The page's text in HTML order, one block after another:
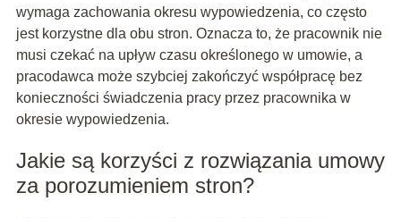
wymaga zachowania okresu wypowiedzenia, co często
jest korzystne dla obu stron. Oznacza to, że pracownik nie
musi czekać na upływ czasu określonego w umowie, a
pracodawca może szybciej zakończyć współpracę bez
konieczności świadczenia pracy przez pracownika w
okresie wypowiedzenia.
Jakie są korzyści z rozwiązania umowy
za porozumieniem stron?